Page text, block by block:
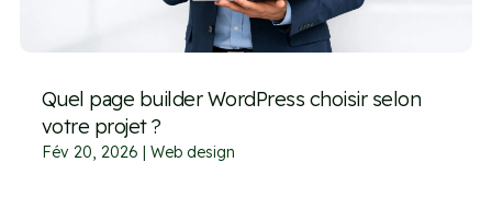
Quel page builder WordPress choisir selon
votre projet ?
Fév 20, 2026 | Web design